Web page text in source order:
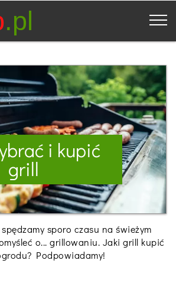
.pl
i kupić
grill
sporo czasu na świeżym
o... grillowaniu. Jaki grill kupić
Podpowiadamy!